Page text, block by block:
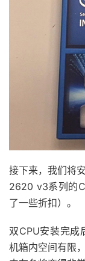
接下来，我们将
2620 v3系列的
了一些折扣）。
双CPU安装完成
机箱内空间有限